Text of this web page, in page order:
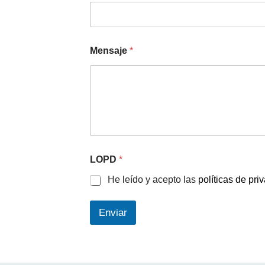
Mensaje *
LOPD *
He leído y acepto las políticas de
Enviar